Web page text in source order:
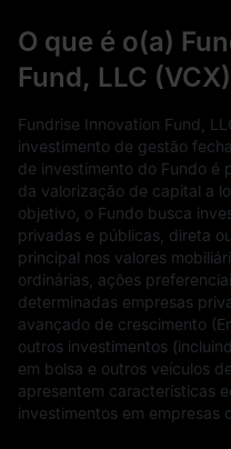
O que é o(a)
Fund, LLC
Fundrise Innovation Fund,
investimento de gestão
de investimento do Fundo é
da valorização de capital a
objetivo, o Fundo busca
privadas e públicas, direta
principal nos valores
ordinárias, ações
determinadas empresas
avançado de crescimento
outros investimentos
em bolsa e outros veículos
apresentem características
investimentos em empresas